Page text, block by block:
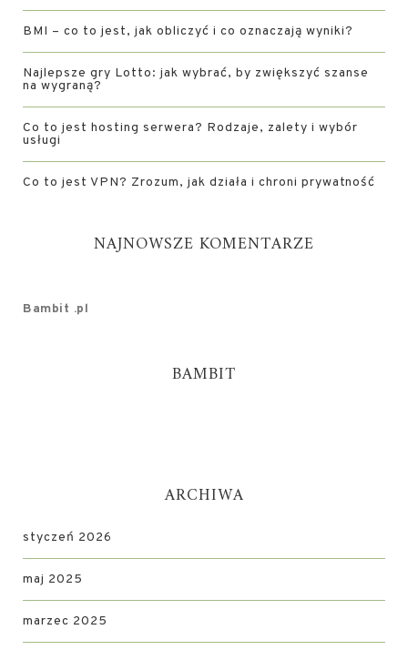
BMI – co to jest, jak obliczyć i co oznaczają wyniki?
Najlepsze gry Lotto: jak wybrać, by zwiększyć szanse
na wygraną?
Co to jest hosting serwera? Rodzaje, zalety i wybór
usługi
Co to jest VPN? Zrozum, jak działa i chroni prywatność
NAJNOWSZE KOMENTARZE
Bambit .pl
BAMBIT
ARCHIWA
styczeń 2026
maj 2025
marzec 2025